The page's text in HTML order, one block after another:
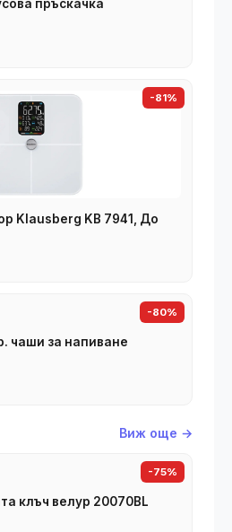
пръскачка
-81%
Klausberg KB 7941, До
-80%
чаши за напиване
Виж още →
-75%
клъч велур 20070BL